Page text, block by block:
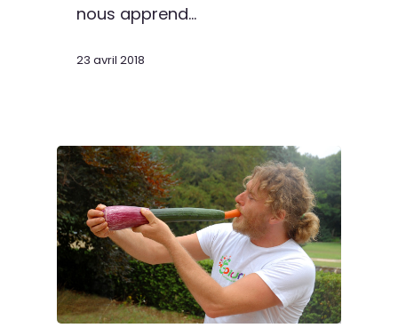
nous apprend…
23 avril 2018